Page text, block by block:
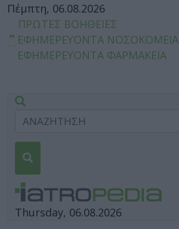
Πέμπτη, 06.08.2026
ΠΡΩΤΕΣ ΒΟΗΘΕΙΕΣ
ΕΦΗΜΕΡΕΥΟΝΤΑ ΝΟΣΟΚΟΜΕΙΑ
ΕΦΗΜΕΡΕΥΟΝΤΑ ΦΑΡΜΑΚΕΙΑ
Thursday, 06.08.2026